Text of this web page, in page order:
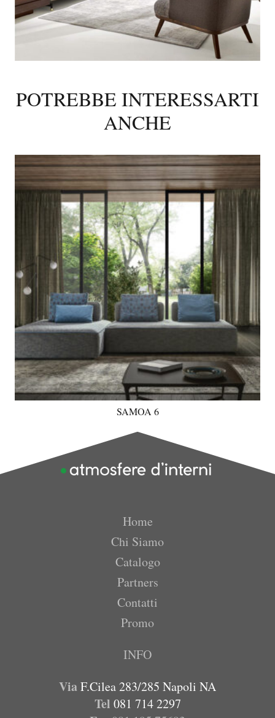
POTREBBE INTERESSARTI
ANCHE
SAMOA 6
Home
Chi Siamo
Catalogo
Partners
Contatti
Promo
INFO
ViaF.Cilea 283/285 Napoli NA
Tel 081 714 2297